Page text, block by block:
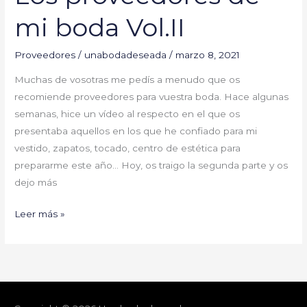
mi boda Vol.II
Proveedores / unabodadeseada/ marzo 8, 2021
Muchas de vosotras me pedís a menudo que os
recomiende proveedores para vuestra boda. Hace algunas
semanas, hice un vídeo al respecto en el que os
presentaba aquellos en los que he confiado para mi
vestido, zapatos, tocado, centro de estética para
prepararme este año… Hoy, os traigo la segunda parte y os
dejo más
Leer más »